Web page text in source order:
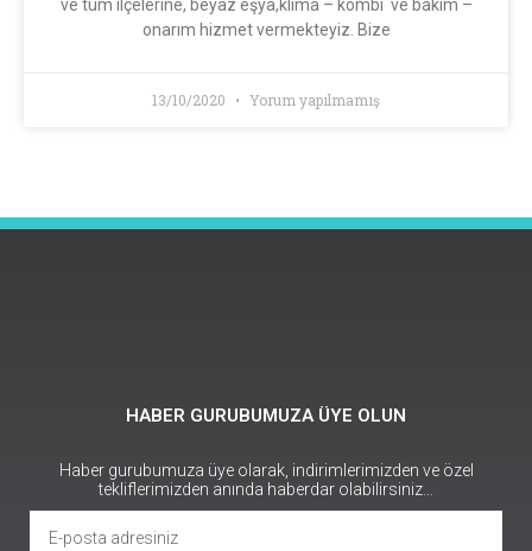
ve tüm ilçelerine, beyaz eşya,klima – kombi ve bakım –
onarım hizmet vermekteyiz. Bize
13/10/2020 Yorum yapılmamış
HABER GURUBUMUZA ÜYE OLUN
Haber gurubumuza üye olarak, indirimlerimizden ve özel
tekliflerimizden anında haberdar olabilirsiniz…